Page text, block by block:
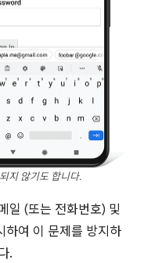
지 않기도 합니다.
일 (또는 전화번호) 및
하여 이 문제를 방지하
.